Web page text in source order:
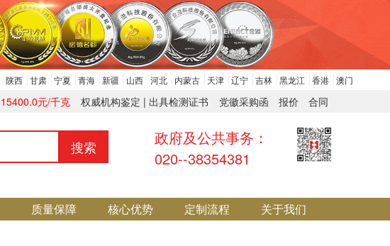
陕西 甘肃 宁夏 青海 新疆 山西 河北 内蒙古 天津 辽宁 吉林 黑龙江 香港 澳门
党徽采购函 报价 合同
权威机构鉴定 | 出具检测证书
15400.0元/千克
搜索
政府及公共事务：
020--38354381
质量保障 核心优势 定制流程 关于我们